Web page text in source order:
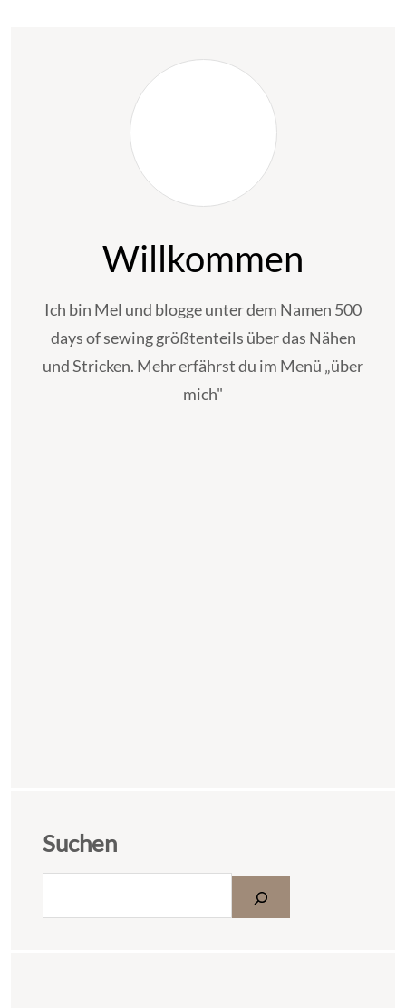
Willkommen
Ich bin Mel und blogge unter dem Namen 500
days of sewing größtenteils über das Nähen
und Stricken. Mehr erfährst du im Menü „über
mich"
Suchen